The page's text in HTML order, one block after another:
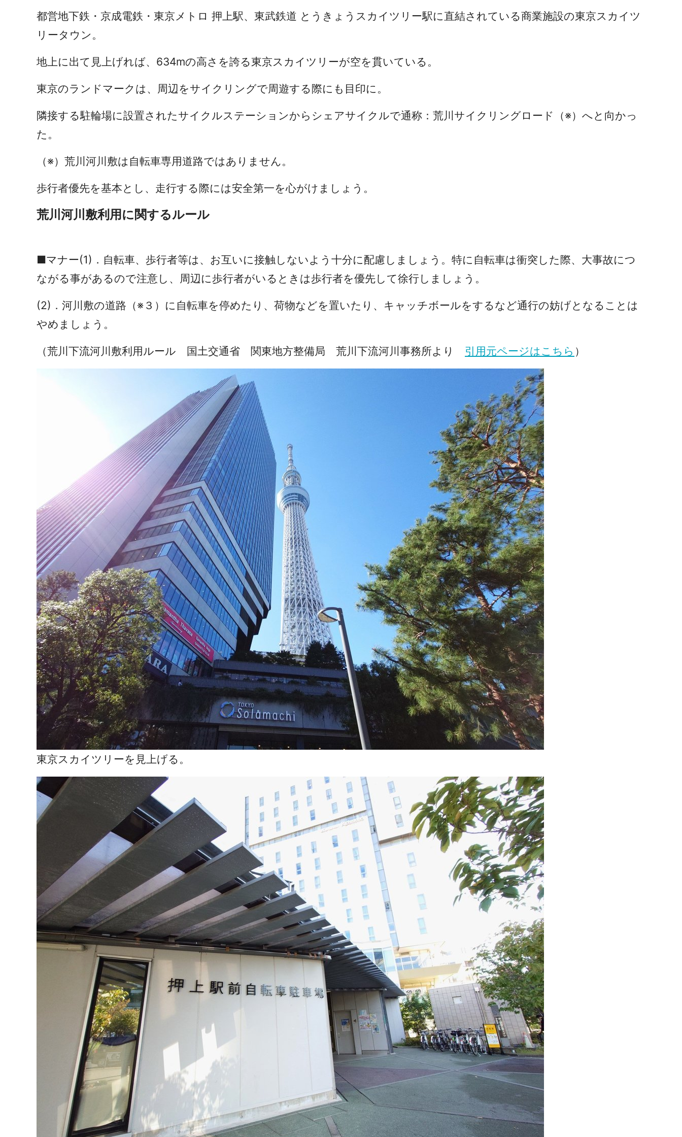
都営地下鉄・京成電鉄・東京メトロ 押上駅、東武鉄道 とうきょうスカイツリー駅に直結されている商業施設の東京スカイツ
リータウン。
地上に出て見上げれば、634mの高さを誇る東京スカイツリーが空を貫いている。
東京のランドマークは、周辺をサイクリングで周遊する際にも目印に。
隣接する駐輪場に設置されたサイクルステーションからシェアサイクルで通称：荒川サイクリングロード（※）へと向かっ
た。
（※）荒川河川敷は自転車専用道路ではありません。
歩行者優先を基本とし、走行する際には安全第一を心がけましょう。
荒川河川敷利用に関するルール
■マナー(1)．自転車、歩行者等は、お互いに接触しないよう十分に配慮しましょう。特に自転車は衝突した際、大事故につ
ながる事があるので注意し、周辺に歩行者がいるときは歩行者を優先して徐行しましょう。
(2)．河川敷の道路（※３）に自転車を停めたり、荷物などを置いたり、キャッチボールをするなど通行の妨げとなることは
やめましょう。
（荒川下流河川敷利用ルール 国土交通省 関東地方整備局 荒川下流河川事務所より 引用元ページはこちら ）
東京スカイツリーを見上げる。